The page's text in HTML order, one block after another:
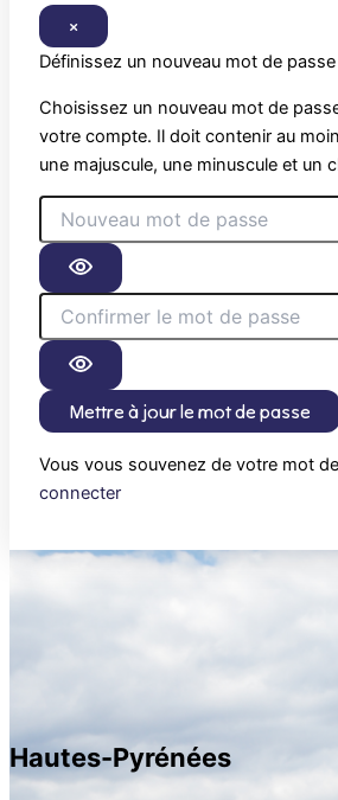
×
Définissez un nouveau mot de passe
Choisissez un nouveau mot de
votre compte. Il doit contenir au
une majuscule, une minuscule et un
Mettre à jour le mot de passe
Vous vous souvenez de votre mot
connecter
Hautes-Pyrénées